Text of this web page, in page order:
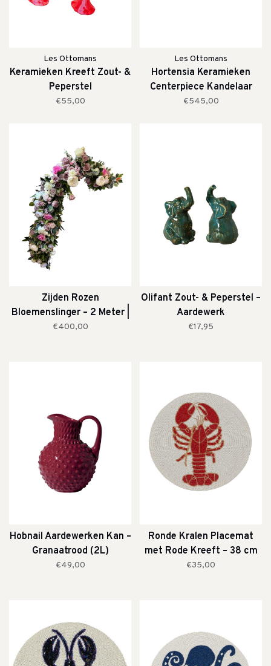
Les Ottomans
Keramieken Kreeft Zout- &
Peperstel
€55,00
Les Ottomans
Hortensia Keramieken
Centerpiece Kandelaar
€545,00
Zijden Rozen
Bloemenslinger – 2 Meter |
Blush & Roze
€400,00
Olifant Zout- & Peperstel –
Aardewerk
€17,95
Hobnail Aardewerken Kan –
Granaatrood (2L)
€49,00
Ronde Kralen Placemat
met Rode Kreeft – 38 cm
€35,00